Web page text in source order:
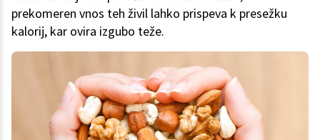
prekomeren vnos teh živil lahko prispeva k presežku
kalorij, kar ovira izgubo teže.